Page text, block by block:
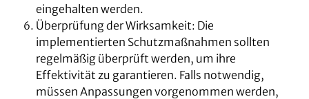
eingehalten werden.
Überprüfung der Wirksamkeit: Die
implementierten Schutzmaßnahmen sollten
regelmäßig überprüft werden, um ihre
Effektivität zu garantieren. Falls notwendig,
müssen Anpassungen vorgenommen werden,